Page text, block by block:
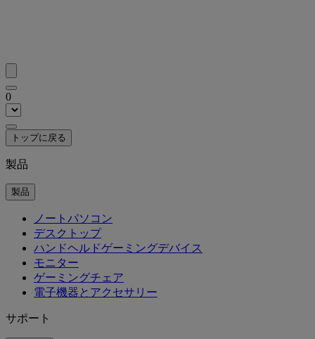
0
トップに戻る
製品
製品
ノートパソコン
デスクトップ
ハンドヘルドゲーミングデバイス
モニター
ゲーミングチェア
電子機器とアクセサリー
サポート